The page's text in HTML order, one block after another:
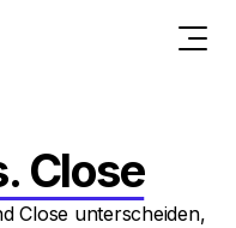
Close
Close unterscheiden,